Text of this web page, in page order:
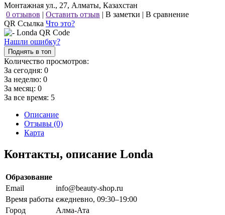
Монтажная ул., 27, Алматы, Казахстан
0 отзывов | Оставить отзыв | В заметки | В сравнение
QR Ссылка Что это?
Нашли ошибку?
Поднять в топ
Количество просмотров:
За сегодня: 0
За неделю: 0
За месяц: 0
За все время: 5
Описание
Отзывы (0)
Карта
Контакты, описание Londa
Образование
Email
info@beauty-shop.ru
Время работы ежедневно, 09:30–19:00
Город
Алма-Ата